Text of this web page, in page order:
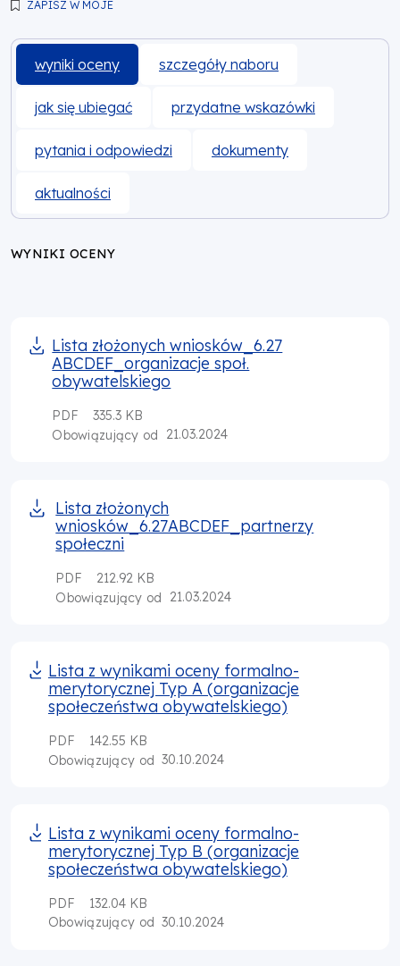
ZAPISZ W MOJE
wyniki oceny szczegóły naboru
jak się ubiegać przydatne wskazówki
pytania i odpowiedzi dokumenty
aktualności
WYNIKI OCENY
Lista złożonych wniosków_6.27
ABCDEF_organizacje społ.
obywatelskiego
PDF
335.3 KB
Obowiązujący od
21.03.2024
Lista złożonych
wniosków_6.27ABCDEF_partnerzy
społeczni
PDF
212.92 KB
Obowiązujący od
21.03.2024
Lista z wynikami oceny formalno-
merytorycznej Typ A (organizacje
społeczeństwa obywatelskiego)
PDF
142.55 KB
Obowiązujący od 30.10.2024
Lista z wynikami oceny formalno-
merytorycznej Typ B (organizacje
społeczeństwa obywatelskiego)
PDF
132.04 KB
Obowiązujący od 30.10.2024